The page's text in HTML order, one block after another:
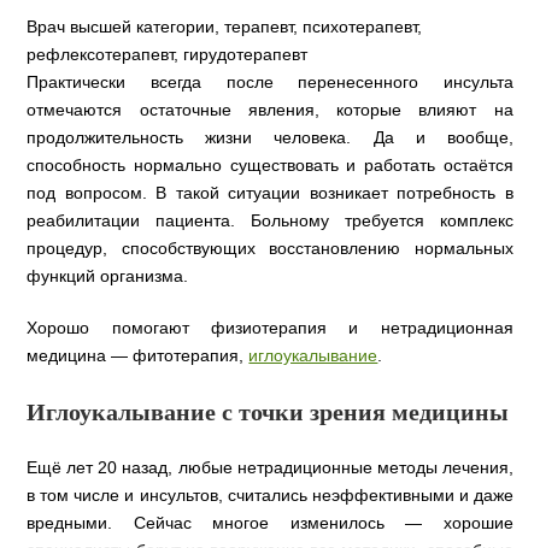
Врач высшей категории, терапевт, психотерапевт,
рефлексотерапевт, гирудотерапевт
Практически всегда после перенесенного инсульта
отмечаются остаточные явления, которые влияют на
продолжительность жизни человека. Да и вообще,
способность нормально существовать и работать остаётся
под вопросом. В такой ситуации возникает потребность в
реабилитации пациента. Больному требуется комплекс
процедур, способствующих восстановлению нормальных
функций организма.
Хорошо помогают физиотерапия и нетрадиционная
медицина — фитотерапия, иглоукалывание.
Иглоукалывание с точки зрения медицины
Ещё лет 20 назад, любые нетрадиционные методы лечения,
в том числе и инсультов, считались неэффективными и даже
вредными. Сейчас многое изменилось — хорошие